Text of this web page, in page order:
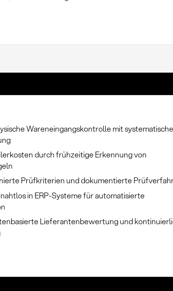
Wareneingangskontrolle mit
durch frühzeitige Erkennung von
Prüfkriterien und dokumentierte
in ERP-Systeme für automatisierte
Lieferantenbewertung und